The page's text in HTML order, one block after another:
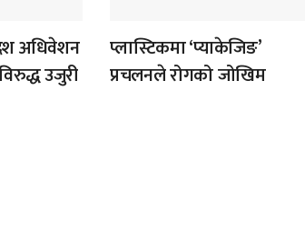
अधिवेशन
उजुरी
प्लास्टिकमा ‘प्याकेजिङ’
प्रचलनले रोगको जोखिम